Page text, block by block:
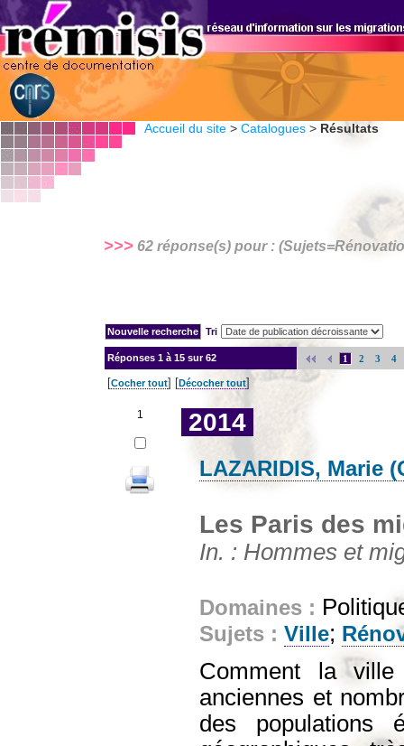
Accueil du site > Catalogues > Résultats
>>> 62 réponse(s) pour : (Sujets=
Tri
Réponses 1 à 15 sur 62 1 2 3 4
[Cocher tout] [Décocher tout]
1 2014
LAZARIDIS, Marie
Les Paris des
In. : Hommes et
Domaines :
Sujets : Ville;
Comment la
anciennes et
des populations